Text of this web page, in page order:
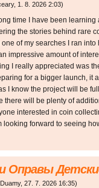
, 1. 8. 2026 2:03)
time I have been
the stories behind rare
one of my searches I ran into
impressive amount of
I really appreciated was
for a bigger launch, it
I know the project will be
there will be plenty of
interested in coin
looking forward to seeing
Оправы
, 27. 7. 2026 16:35)